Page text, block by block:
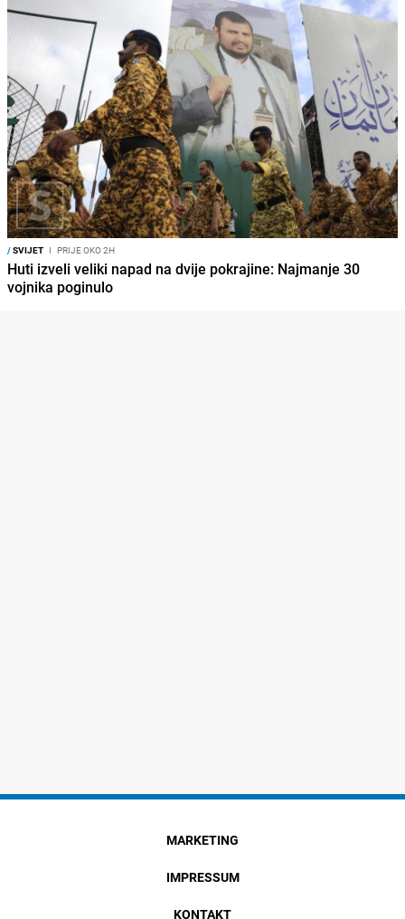
/SVIJET I PRIJE OKO 2H
Huti izveli veliki napad na dvije pokrajine: Najmanje 30
vojnika poginulo
MARKETING
IMPRESSUM
KONTAKT